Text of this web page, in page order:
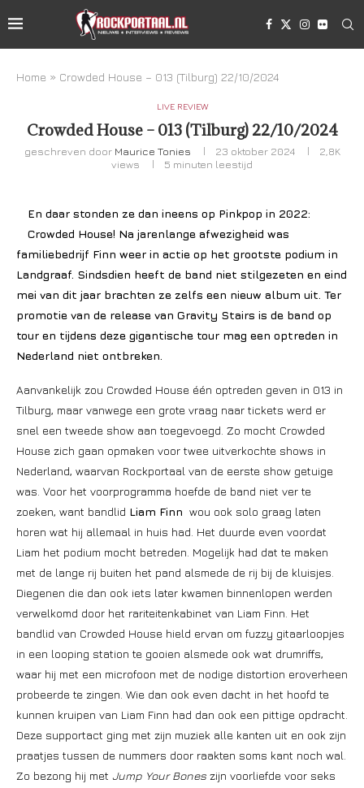
Home » Crowded House – 013 (Tilburg) 22/10/2024
LIVE REVIEW
Crowded House – 013 (Tilburg) 22/10/2024
geschreven door Maurice Tonies 23 oktober 2024
2,8K
views
5 minuten leestijd
En daar stonden ze dan ineens op Pinkpop in 2022:
Crowded House! Na jarenlange afwezigheid was
familiebedrijf Finn weer in actie op het grootste podium in
Landgraaf. Sindsdien heeft de band niet stilgezeten en eind
mei van dit jaar brachten ze zelfs een nieuw album uit. Ter
promotie van de release van Gravity Stairs is de band op
tour en tijdens deze gigantische tour mag een optreden in
Nederland niet ontbreken.
Aanvankelijk zou Crowded House één optreden geven in 013 in
Tilburg, maar vanwege een grote vraag naar tickets werd er
snel een tweede show aan toegevoegd. Zo mocht Crowded
House zich gaan opmaken voor twee uitverkochte shows in
Nederland, waarvan Rockportaal van de eerste show getuige
was. Voor het voorprogramma hoefde de band niet ver te
zoeken, want bandlid Liam Finn wou ook solo graag laten
horen wat hij allemaal in huis had. Het duurde even voordat
Liam het podium mocht betreden. Mogelijk had dat te maken
met de lange rij buiten het pand alsmede de rij bij de kluisjes.
Diegenen die dan ook iets later kwamen binnenlopen werden
verwelkomd door het rariteitenkabinet van Liam Finn. Het
bandlid van Crowded House hield ervan om fuzzy gitaarloopjes
in een looping station te gooien alsmede ook wat drumriffs,
waar hij met een microfoon met de nodige distortion eroverheen
probeerde te zingen. Wie dan ook even dacht in het hoofd te
kunnen kruipen van Liam Finn had dan ook een pittige opdracht.
Deze supportact ging met zijn muziek alle kanten uit en ook zijn
praatjes tussen de nummers door raakten soms kant noch wal.
Zo bezong hij met Jump Your Bones zijn voorliefde voor seks